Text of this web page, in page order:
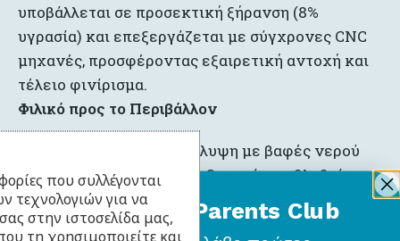
υποβάλλεται σε προσεκτική ξήρανση (8%
υγρασία) και επεξεργάζεται με σύγχρονες CNC
μηχανές, προσφέροντας εξαιρετική αντοχή και
τέλειο φινίρισμα.
Φιλικό προς το Περιβάλλον
: Επικάλυψη με βαφές νερού
πιστοποιημένες με EN71-3, χωρίς επιβλαβείς
εκπομπές για την υγεία και το περιβάλλον.
Διαθέσιμα Χρώματα: Επιλέξτε ανάμεσα σε λευκό,
που συλλέγονται
τεχνολογιών για να
στην ιστοσελίδα μας,
τη χρησιμοποιείτε και
BabyLlama Parents Club